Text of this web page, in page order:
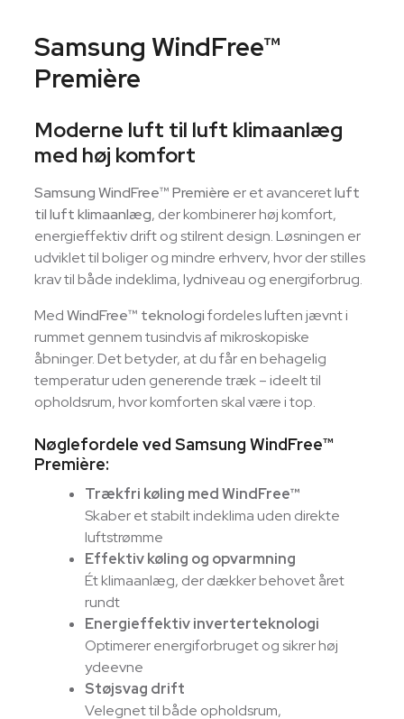
Samsung WindFree™
Première
Moderne luft til luft klimaanlæg
med høj komfort
Samsung WindFree™ Première er et avanceretluft
til luft klimaanlæg, der kombinerer høj komfort,
energieffektiv drift og stilrent design. Løsningen er
udviklet til boliger og mindre erhverv, hvor der stilles
krav til både indeklima, lydniveau og energiforbrug.
MedWindFree™ teknologifordeles luften jævnt i
rummet gennem tusindvis af mikroskopiske
åbninger. Det betyder, at du får en behagelig
temperatur uden generende træk – ideelt til
opholdsrum, hvor komforten skal være i top.
Nøglefordele ved Samsung WindFree™
Première:
Trækfri køling med WindFree™
Skaber et stabilt indeklima uden direkte
luftstrømme
Effektiv køling og opvarmning
Ét klimaanlæg, der dækker behovet året
rundt
Energieffektiv inverterteknologi
Optimerer energiforbruget og sikrer høj
ydeevne
Støjsvag drift
Velegnet til både opholdsrum,